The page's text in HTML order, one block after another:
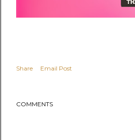
Share Email Post
COMMENTS